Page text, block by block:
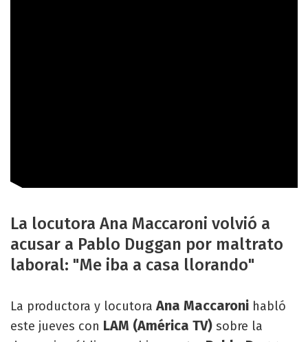
La locutora Ana Maccaroni volvió a
acusar a Pablo Duggan por maltrato
laboral: "Me iba a casa llorando"
La productora y locutoraAna Maccaroni habló
este jueves con LAM (América TV) sobre la